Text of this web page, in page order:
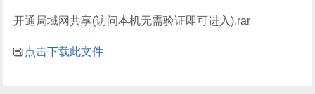
开通局域网共享(访问本机无需验证即可进入).rar
点击下载此文件